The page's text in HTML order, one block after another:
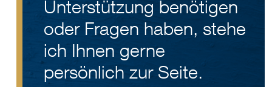
Unterstützung benötigen
oder Fragen haben, stehe
ich Ihnen gerne
persönlich zur Seite.